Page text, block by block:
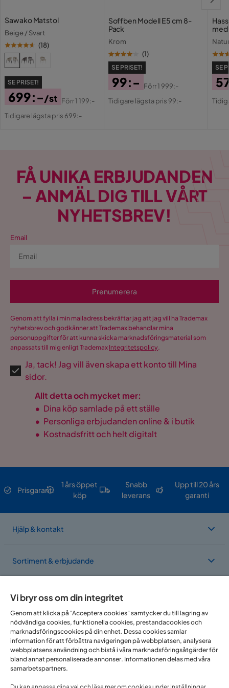
Längd 140 cm
Storlek 85x140x76
Antal
Antal sittplatser
Material
Ben Metall
Materialval MDF
Funktion
Färgnamn Brun
Utseende Metall,Trä
Antal sittplatser fullt
utdraget
6
Stil Industriell
Förlängningstyp Butterfly-ilägg
Svart
och detaljer i metall.
Färg
Sawako Matstol
Storlek
Sawako Matstol
Beige / Svart
(18)
SE PRISET!
Pris
699:-/st
Original
Förr1 199:-
Tidigare lägsta pris 699:-
Soffben Modell E 5 cm 8-
Pack
Krom
(1)
SE PRISET!
Pris
99:-
Original
Förr1 999:-
Tidigare lägsta pris 99:-
med
SE
FÅ UNIKA ERBJUDANDEN
– ANMÄL DIG TILL VÅRT
NYHETSBREV!
Email
Prenumerera
Genom att fylla i min mailadress bekräftar jag att jag vill ha Trademax
nyhetsbrev och godkänner att Trademax behandlar mina
personuppgifter för att kunna skicka marknadsföringsmaterial som
anpassats till mig enligt Trademax Integritetspolicy.
Ja, tack! Jag vill även skapa ett konto till Mina
sidor.
Allt detta och mycket mer:
• Dina köp samlade på ett ställe
• Personliga erbjudanden online & i butik
• Kostnadsfritt och helt digitalt
Prisgaranti
1 års öppet
köp
Snabb
leverans
Upp till 20 års
garanti
Hjälp & kontakt
Sortiment & erbjudande
Vi finns i flera länder
Vi bryr oss om din integritet
Genom att klicka på "Acceptera cookies" samtycker du till lagring av
nödvändiga cookies, funktionella cookies, prestandacookies och
marknadsföringscookies på din enhet. Dessa cookies samlar
information för att förbättra navigeringen på webbplatsen, analysera
webbplatsens användning och bistå i våra marknadsföringsåtgärder för
bland annat personaliserade annonser. Informationen delas med våra
samarbetspartners.